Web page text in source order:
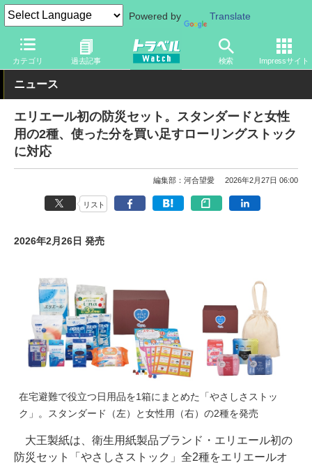
Powered by Translate
カテゴリ 過去記事 検索 Impressサイト
トラベル Watch 旅の情報 書籍・Web 防災
ニュース
エリエール初の防災セット。スタンダードと女性
用の2種、使った分を買い足すローリングストック
に対応
編集部：河合望愛 2026年2月27日 06:00
リスト
2026年2月26日 発売
在宅避難で役立つ日用品を1箱にまとめた「やさしさストッ
ク」。スタンダード（左）と女性用（右）の2種を発売
大王製紙は、衛生用紙製品ブランド・エリエール初の
防災セット「やさしさストック」全2種をエリエールオ